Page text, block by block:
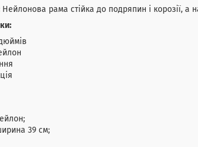
Нейлонова рама стійка до подряпин і корозії, а
39 см;